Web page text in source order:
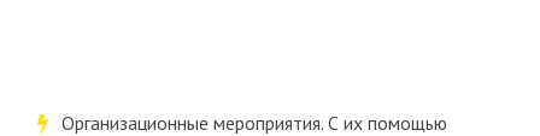
Организационные мероприятия. С их помощью